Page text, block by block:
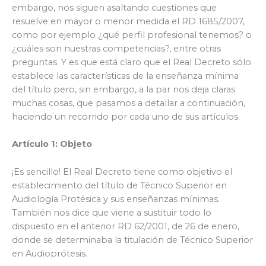
embargo, nos siguen asaltando cuestiones que
resuelve en mayor o menor medida el RD 1685/2007,
como por ejemplo ¿qué perfil profesional tenemos? o
¿cuáles son nuestras competencias?, entre otras
preguntas. Y es que está claro que el Real Decreto sólo
establece las características de la enseñanza mínima
del título pero, sin embargo, a la par nos deja claras
muchas cosas, que pasamos a detallar a continuación,
haciendo un recorrido por cada uno de sus artículos.
Artículo 1: Objeto
¡Es sencillo! El Real Decreto tiene como objetivo el
establecimiento del título de Técnico Superior en
Audiología Protésica y sus enseñanzas mínimas.
También nos dice que viene a sustituir todo lo
dispuesto en el anterior RD 62/2001, de 26 de enero,
donde se determinaba la titulación de Técnico Superior
en Audioprótesis.